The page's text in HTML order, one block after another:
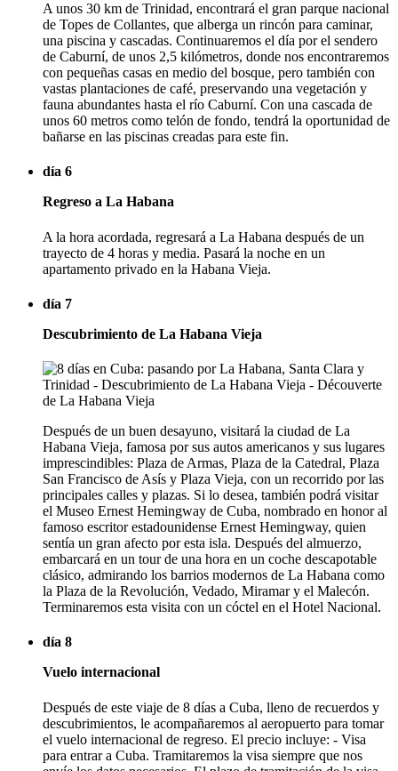
A unos 30 km de Trinidad, encontrará el gran parque nacional
de Topes de Collantes, que alberga un rincón para caminar,
una piscina y cascadas. Continuaremos el día por el sendero
de Caburní, de unos 2,5 kilómetros, donde nos encontraremos
con pequeñas casas en medio del bosque, pero también con
vastas plantaciones de café, preservando una vegetación y
fauna abundantes hasta el río Caburní. Con una cascada de
unos 60 metros como telón de fondo, tendrá la oportunidad de
bañarse en las piscinas creadas para este fin.
día 6
Regreso a La Habana
A la hora acordada, regresará a La Habana después de un
trayecto de 4 horas y media. Pasará la noche en un
apartamento privado en la Habana Vieja.
día 7
Descubrimiento de La Habana Vieja
Después de un buen desayuno, visitará la ciudad de La
Habana Vieja, famosa por sus autos americanos y sus lugares
imprescindibles: Plaza de Armas, Plaza de la Catedral, Plaza
San Francisco de Asís y Plaza Vieja, con un recorrido por las
principales calles y plazas. Si lo desea, también podrá visitar
el Museo Ernest Hemingway de Cuba, nombrado en honor al
famoso escritor estadounidense Ernest Hemingway, quien
sentía un gran afecto por esta isla. Después del almuerzo,
embarcará en un tour de una hora en un coche descapotable
clásico, admirando los barrios modernos de La Habana como
la Plaza de la Revolución, Vedado, Miramar y el Malecón.
Terminaremos esta visita con un cóctel en el Hotel Nacional.
día 8
Vuelo internacional
Después de este viaje de 8 días a Cuba, lleno de recuerdos y
descubrimientos, le acompañaremos al aeropuerto para tomar
el vuelo internacional de regreso. El precio incluye: - Visa
para entrar a Cuba. Tramitaremos la visa siempre que nos